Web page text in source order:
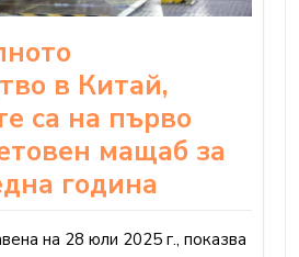
в Китай,
са на първо
мащаб за
година
на 28 юли 2025 г., показва